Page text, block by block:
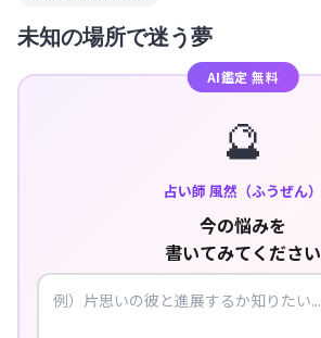
未知の場所で迷う夢
AI鑑定 無料
🔮
占い師 風然（ふうぜん）
今の悩みを
書いてみてください